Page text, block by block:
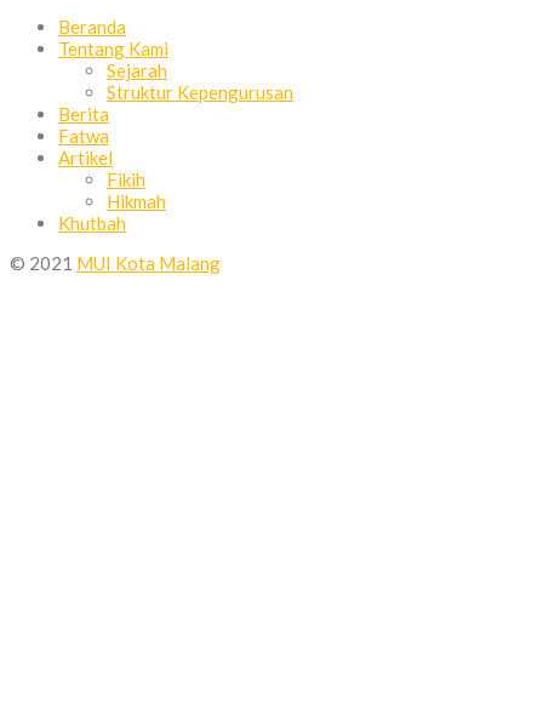
Beranda
Tentang Kami
Sejarah
Struktur Kepengurusan
Berita
Fatwa
Artikel
Fikih
Hikmah
Khutbah
© 2021 MUI Kota Malang